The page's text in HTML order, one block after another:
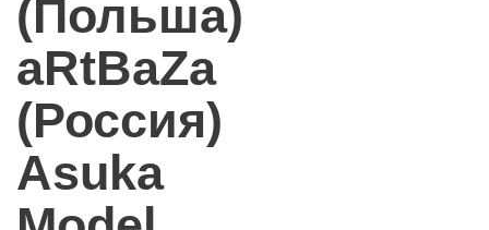
(Польша)
aRtBaZa
(Россия)
Asuka